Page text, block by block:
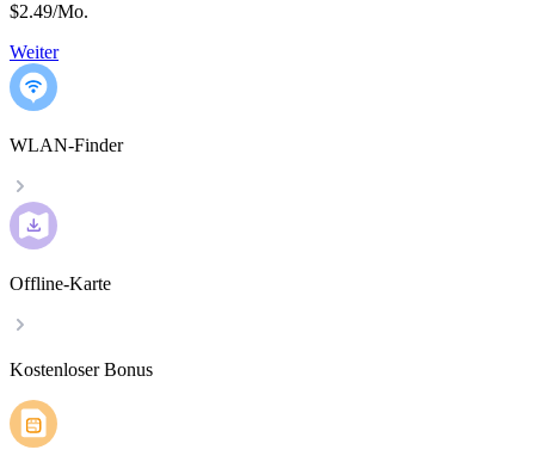
$2.49/Mo.
Weiter
WLAN-Finder
Offline-Karte
Kostenloser Bonus